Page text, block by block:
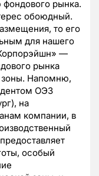
рынка.
обоюдный.
то его
для нашего
—
рынка
зоны. Напомню,
ОЭЗ
на
компании, в
особый